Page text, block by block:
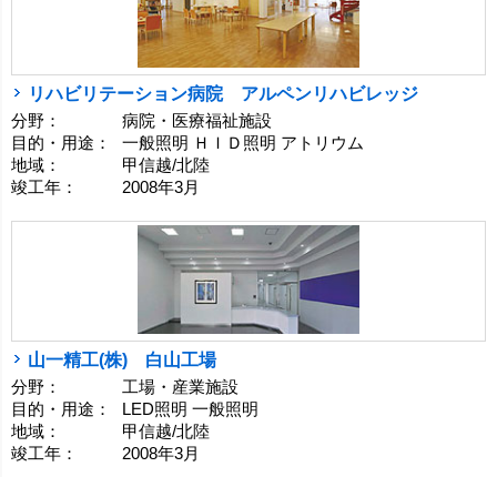
リハビリテーション病院 アルペンリハビレッジ
分野：
病院・医療福祉施設
目的・用途：
一般照明 ＨＩＤ照明 アトリウム
地域：
甲信越/北陸
竣工年：
2008年3月
山一精工(株) 白山工場
分野：
工場・産業施設
目的・用途：
LED照明 一般照明
地域：
甲信越/北陸
竣工年：
2008年3月